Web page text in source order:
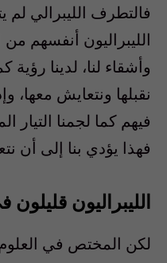
فالتطرف الليبرالي لم
الليبراليون أنفسهم
وأشقاء لنا، لدينا رؤية
نقبلها ونتعايش معها،
فيهم كما لجمنا التيار
فهذا يؤدي بنا إلى أن
الليبراليون
لكن المختص في